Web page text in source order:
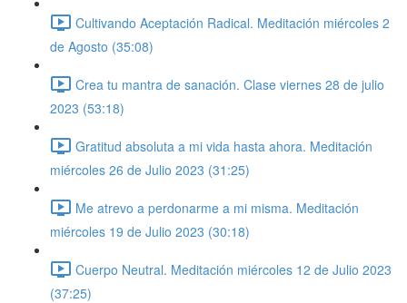
Cultivando Aceptación Radical. Meditación miércoles 2
de Agosto (35:08)
Crea tu mantra de sanación. Clase viernes 28 de julio
2023 (53:18)
Gratitud absoluta a mi vida hasta ahora. Meditación
miércoles 26 de Julio 2023 (31:25)
Me atrevo a perdonarme a mi misma. Meditación
miércoles 19 de Julio 2023 (30:18)
Cuerpo Neutral. Meditación miércoles 12 de Julio 2023
(37:25)